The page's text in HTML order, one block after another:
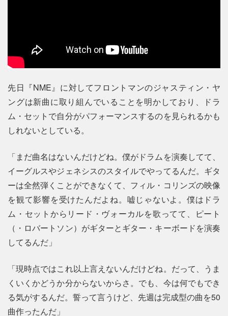
先日『NME』に対してフロントマンのジャスティン・ヤ
ングは新曲に取り組んでいることを明かしており、ドラ
ム・セットで自分がパフォーマンスするのを見られるかも
しれないとしている。
「まだ曲名はないんだけどね。僕がドラムを演奏してて、
イーグルスやジェネシスのスタイルでやってるんだ。ギタ
ーは全然弾くことができなくて、フィル・コリンズの映像
を観て影響を受けたんだよね。嘘じゃないよ。僕はドラ
ム・セットからリード・ヴォーカルを歌ってて、ピート
（・ロバートソン）がギターとギター・キーボードを演奏
してるんだ」
「現時点ではこれ以上言えないんだけどね。だって、うま
くいくかどうか分からないからさ。でも、今は何でもでき
る気がするんだ。誓って言うけど、先週は完成型の曲を50
曲作ったんだ」